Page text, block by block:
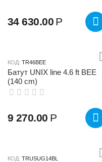
34 630.00 Р
КОД: TR46BEE
Батут UNIX line 4.6 ft BEE
(140 cm)
9 270.00 Р
КОД: TRUSUG14BL